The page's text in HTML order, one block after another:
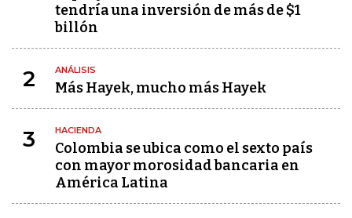
tendría una inversión de más de $1
billón
2 ANÁLISIS
Más Hayek, mucho más Hayek
3 HACIENDA
Colombia se ubica como el sexto país
con mayor morosidad bancaria en
América Latina